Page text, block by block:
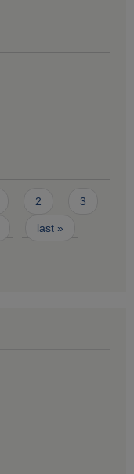
2 3
last »